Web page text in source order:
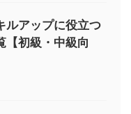
ルアップに役立つ
【初級・中級向